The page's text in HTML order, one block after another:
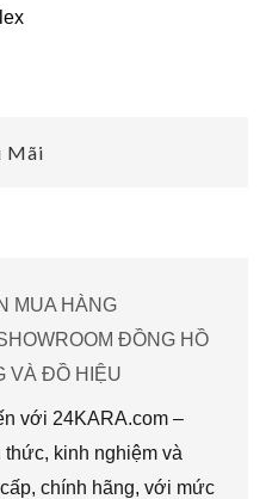
Mãi
MUA HÀNG
ĐỒNG HỒ
VÀ ĐỒ HIỆU
với 24KARA.com –
kinh nghiệm và
chính hãng, với mức